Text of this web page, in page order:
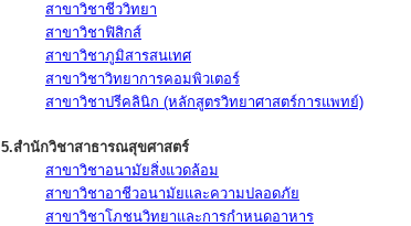
สาขาวิชาชีววิทยา
สาขาวิชาฟิสิกส์
สาขาวิชาภูมิสารสนเทศ
สาขาวิชาวิทยาการคอมพิวเตอร์
สาขาวิชาปรีคลินิก (หลักสูตรวิทยาศาสตร์การแพทย์)
5.สำนักวิชาสาธารณสุขศาสตร์
สาขาวิชาอนามัยสิ่งแวดล้อม
สาขาวิชาอาชีวอนามัยและความปลอดภัย
สาขาวิชาโภชนวิทยาและการกำหนดอาหาร